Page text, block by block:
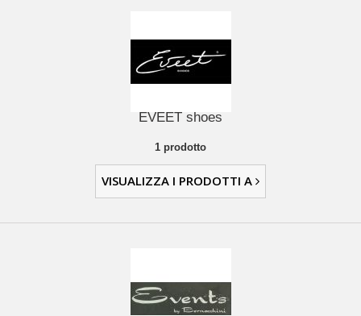
EVEET shoes
1 prodotto
VISUALIZZA I PRODOTTI A